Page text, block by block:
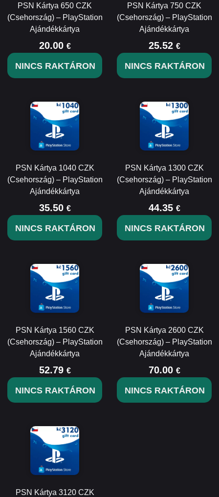
PSN Kártya 650 CZK
(Csehország) – PlayStation
Ajándékkártya
20.00 €
NINCS RAKTÁRON
PSN Kártya 750 CZK
(Csehország) – PlayStation
Ajándékkártya
25.52 €
NINCS RAKTÁRON
PSN Kártya 1040 CZK
(Csehország) – PlayStation
Ajándékkártya
35.50 €
NINCS RAKTÁRON
PSN Kártya 1300 CZK
(Csehország) – PlayStation
Ajándékkártya
44.35 €
NINCS RAKTÁRON
PSN Kártya 1560 CZK
(Csehország) – PlayStation
Ajándékkártya
52.79 €
NINCS RAKTÁRON
PSN Kártya 2600 CZK
(Csehország) – PlayStation
Ajándékkártya
70.00 €
NINCS RAKTÁRON
PSN Kártya 3120 CZK